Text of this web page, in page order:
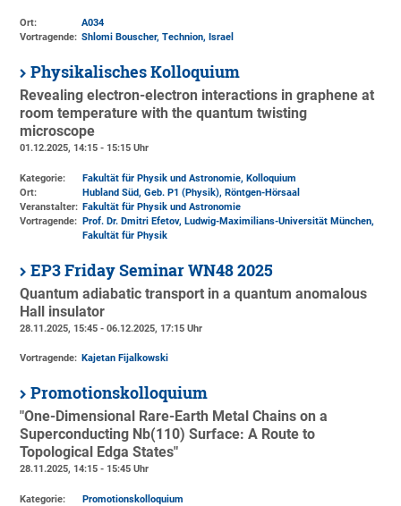
Ort:
A034
Vortragende: Shlomi Bouscher, Technion, Israel
Physikalisches Kolloquium
Revealing electron-electron interactions in graphene at
room temperature with the quantum twisting
microscope
01.12.2025, 14:15 - 15:15 Uhr
Kategorie:
Fakultät für Physik und Astronomie, Kolloquium
Ort:
Hubland Süd, Geb. P1 (Physik), Röntgen-Hörsaal
Veranstalter: Fakultät für Physik und Astronomie
Vortragende: Prof. Dr. Dmitri Efetov, Ludwig-Maximilians-Universität München,
Fakultät für Physik
EP3 Friday Seminar WN48 2025
Quantum adiabatic transport in a quantum anomalous
Hall insulator
28.11.2025, 15:45 - 06.12.2025, 17:15 Uhr
Vortragende: Kajetan Fijalkowski
Promotionskolloquium
"One-Dimensional Rare-Earth Metal Chains on a
Superconducting Nb(110) Surface: A Route to
Topological Edga States"
28.11.2025, 14:15 - 15:45 Uhr
Kategorie:
Promotionskolloquium